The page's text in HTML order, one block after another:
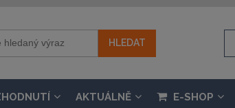
AKTUÁLNĚ E-SHOP